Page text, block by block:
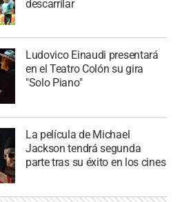
descarrilar
Ludovico Einaudi presentará
en el Teatro Colón su gira
"Solo Piano"
La película de Michael
Jackson tendrá segunda
parte tras su éxito en los cines